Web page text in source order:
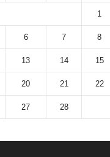
1
6 7 8
13 14 15
20 21 22
27
28